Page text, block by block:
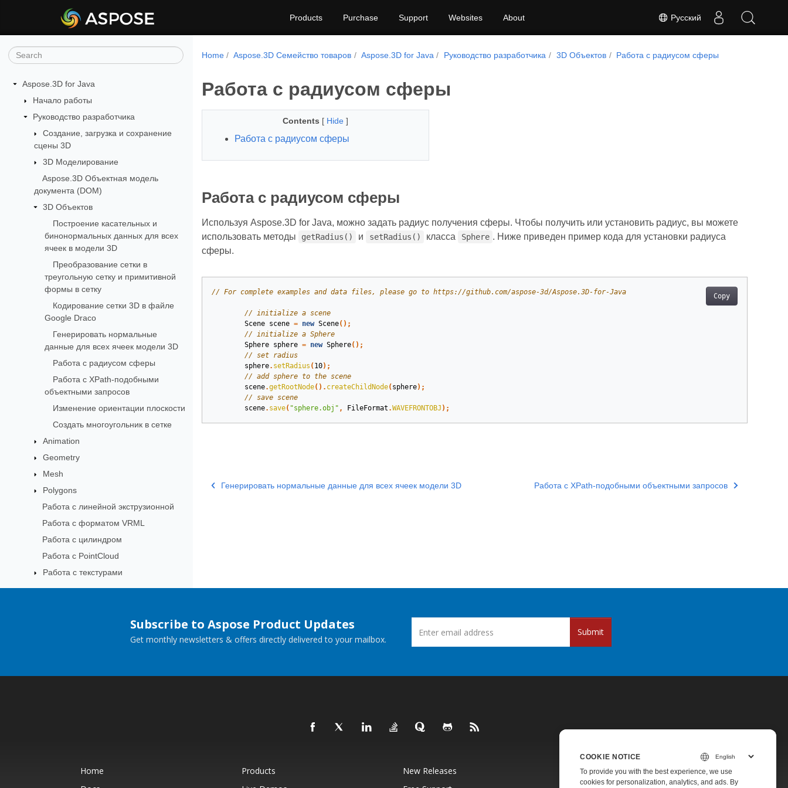
Русский
Products Purchase Support Websites About
Aspose.3D for Java
Начало работы
Руководство разработчика
Создание, загрузка и сохранение
сцены 3D
3D Моделирование
Aspose.3D Объектная модель
документа (DOM)
3D Объектов
Построение касательных и
бинонормальных данных для всех
ячеек в модели 3D
Преобразование сетки в
треугольную сетку и примитивной
формы в сетку
Кодирование сетки 3D в файле
Google Draco
Генерировать нормальные
данные для всех ячеек модели 3D
Работа с радиусом сферы
Работа с XPath-подобными
объектными запросов
Изменение ориентации плоскости
Создать многоугольник в сетке
Animation
Geometry
Mesh
Polygons
Работа с линейной экструзионной
Работа с форматом VRML
Работа с цилиндром
Работа с PointCloud
Работа с текстурами
Home Aspose.3D Семейство товаров Aspose.3D for Java Руководство разработчика 3D Объектов Работа с радиусом сферы
Работа с радиусом сферы
Contents [ Hide ]
Работа с радиусом сферы
Работа с радиусом сферы
Используя Aspose.3D for Java, можно задать радиус получения сферы. Чтобы получить или установить радиус, вы можете
использовать методы
getRadius() и setRadius() класса Sphere . Ниже приведен пример кода для установки радиуса
сферы.
Copy
// For complete examples and data files, please go to https://github.com/aspose-3d/Aspose.3D-for-Java
// initialize a scene
Scene
scene = new Scene();
// initialize a Sphere
Sphere
sphere = new Sphere();
// set radius
sphere. setRadius ( 10);
// add sphere to the scene
scene.getRootNode(). createChildNode( sphere);
// save scene
scene. save( "sphere.obj" , FileFormat .WAVEFRONTOBJ );
Генерировать нормальные данные для всех ячеек модели 3D Работа с XPath-подобными объектными запросов
Subscribe to Aspose Product Updates
Get monthly newsletters & offers directly delivered to your mailbox.
Submit
Home Products New Releases
Pricing
COOKIE NOTICE
To provide you with the best experience, we use
cookies for personalization, analytics, and ads. By